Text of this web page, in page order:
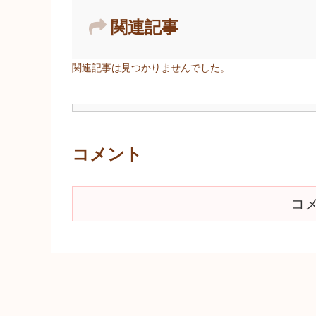
関連記事
関連記事は見つかりませんでした。
コメント
コ